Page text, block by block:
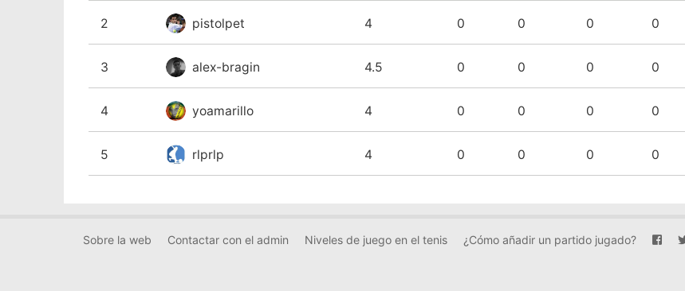
2 pistolpet 4 0 0 0 0
3 alex-bragin 4.5 0 0 0 0
4 yoamarillo 4 0 0 0 0
5 rlprlp 4 0 0 0 0
Sobre la web Contactar con el admin Niveles de juego en el tenis ¿Cómo añadir un partido jugado?